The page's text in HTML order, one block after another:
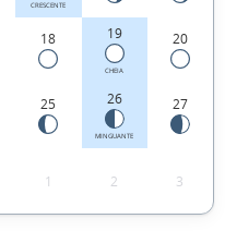
CRESCENTE
18 19
CHEIA
20
25 26
MINGUANTE
27
1 2 3